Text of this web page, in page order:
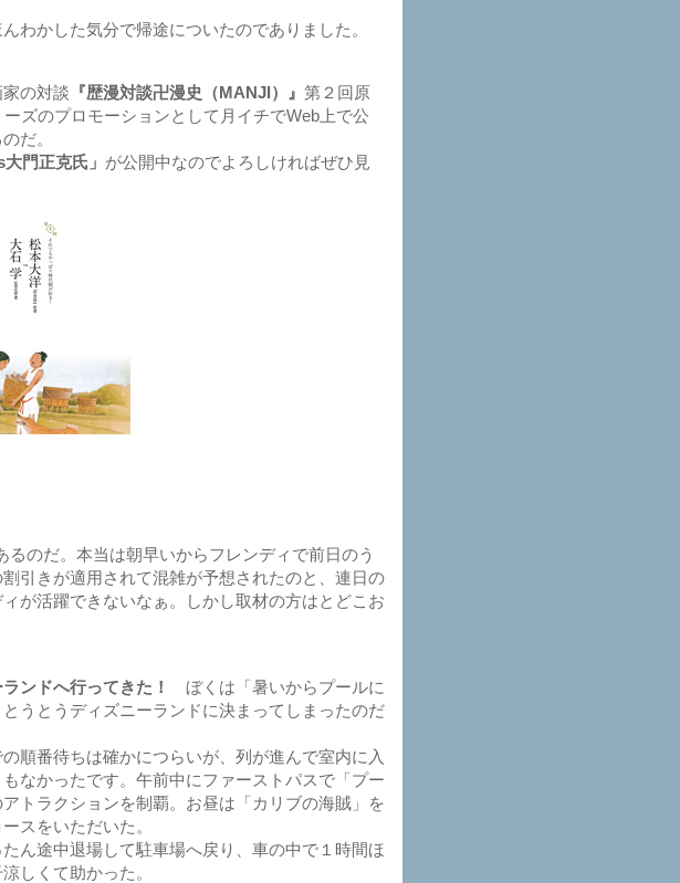
わかした気分で帰途についたのでありました。
の対談 『歴漫対談卍漫史（MANJI）』 第２回原
ズのプロモーションとして月イチでWeb上で公
だ。
門正克氏」 が公開中なのでよろしければぜひ見
のだ。本当は朝早いからフレンディで前日のう
引きが適用されて混雑が予想されたのと、連日の
が活躍できないなぁ。しかし取材の方はとどこお
ンドへ行ってきた！
ぼくは「暑いからプールに
うとうディズニーランドに決まってしまったのだ
番待ちは確かにつらいが、列が進んで室内に入
なかったです。午前中にファーストパスで「プー
トラクションを制覇。お昼は「カリブの海賊」を
スをいただいた。
ん途中退場して駐車場へ戻り、車の中で１時間ほ
しくて助かった。